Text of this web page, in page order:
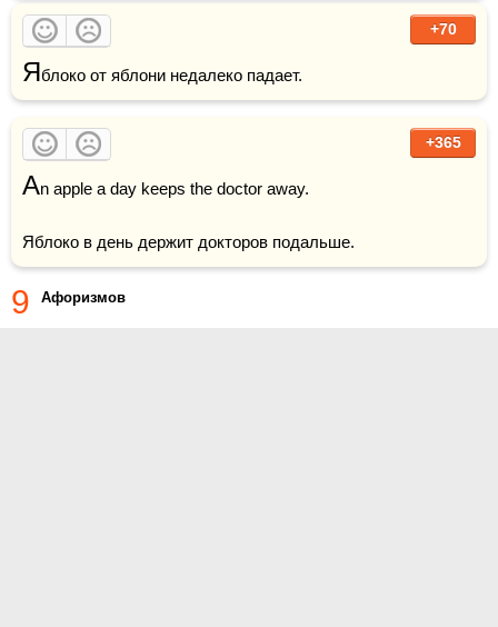
+70
Яблоко от яблони недалеко падает.
+365
An apple a day keeps the doctor away.
Яблоко в день держит докторов подальше.
9 Афоризмов